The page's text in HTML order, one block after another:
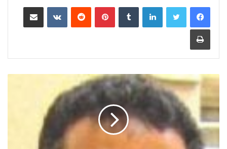
لينكدإن بينتيريست
مشاركة عبر البريد
طباعة